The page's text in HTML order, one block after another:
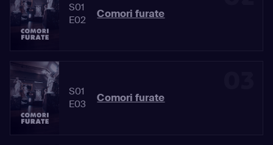
S01
E02
Comori furate
S01
E03
Comori furate